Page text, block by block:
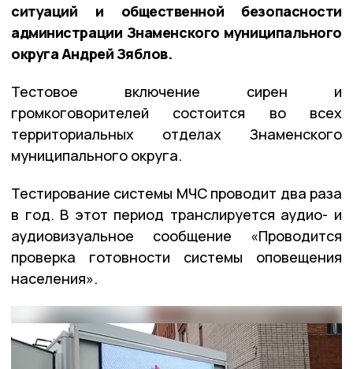
ситуаций и общественной безопасности
администрации Знаменского муниципального
округа Андрей Зяблов.
Тестовое включение сирен и
громкоговорителей состоится во всех
территориальных отделах Знаменского
муниципального округа.
Тестирование системы МЧС проводит два раза
в год. В этот период транслируется аудио- и
аудиовизуальное сообщение «Проводится
проверка готовности системы оповещения
населения».